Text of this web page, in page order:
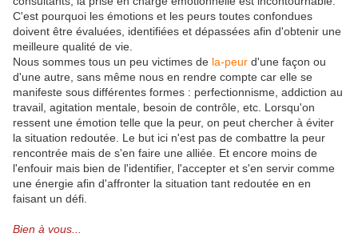
C'est pourquoi les émotions et les peurs toutes confondues
doivent être évaluées, identifiées et dépassées afin d'obtenir une
meilleure qualité de vie.
Nous sommes tous un peu victimes de la-peur d'une façon ou
d'une autre, sans même nous en rendre compte car elle se
manifeste sous différentes formes : perfectionnisme, addiction au
travail, agitation mentale, besoin de contrôle, etc. Lorsqu'on
ressent une émotion telle que la peur, on peut chercher à éviter
la situation redoutée. Le but ici n'est pas de combattre la peur
rencontrée mais de s'en faire une alliée. Et encore moins de
l'enfouir mais bien de l'identifier, l'accepter et s'en servir comme
une énergie afin d'affronter la situation tant redoutée en en
faisant un défi.
Bien à vous...